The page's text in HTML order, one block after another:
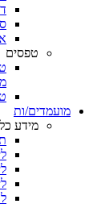
טפסים
מועמדים/ות
מידע